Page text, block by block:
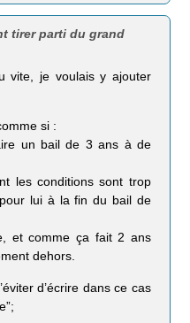
tirer parti du grand
vite, je voulais y ajouter
si :
un bail de 3 ans à de
les conditions sont trop
lui à la fin du bail de
et comme ça fait 2 ans
dehors.
d’écrire dans ce cas